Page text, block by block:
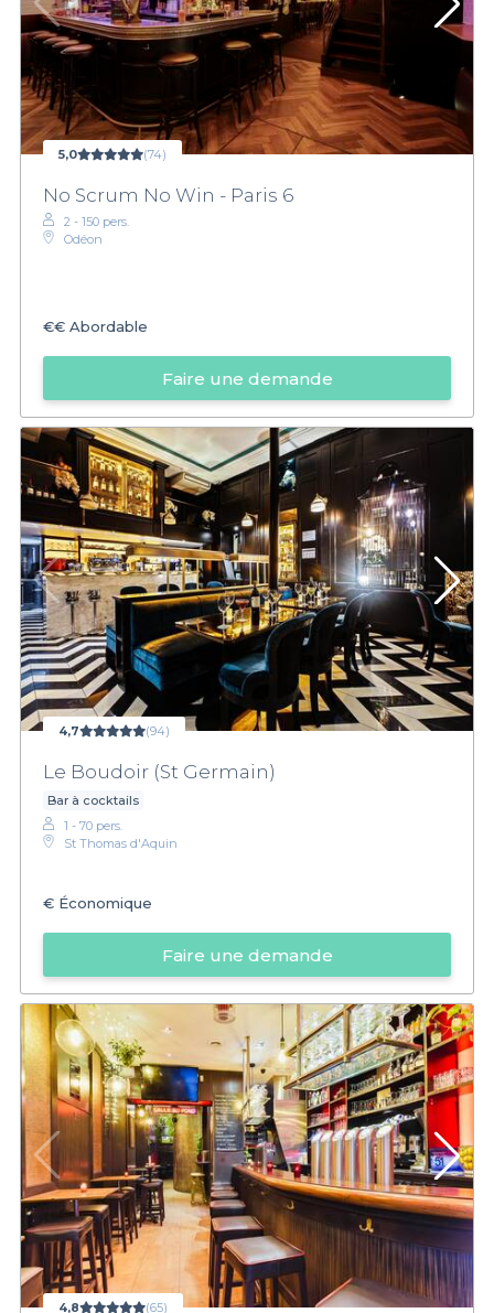
5,0 (74)
No Scrum No Win - Paris 6
2 - 150 pers.
Odéon
€€ Abordable
Faire une demande
4,7 (94)
Le Boudoir (St Germain)
Bar à cocktails
1 - 70 pers.
St Thomas d'Aquin
€ Économique
Faire une demande
4,8 (65)